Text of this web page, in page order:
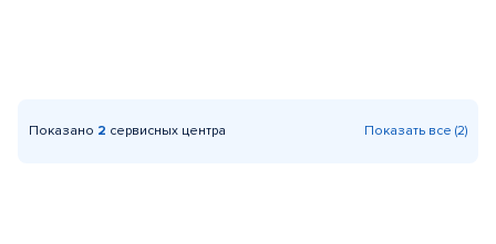
Показано 2 сервисных центра Показать все (2)